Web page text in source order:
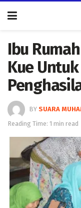
Ibu
Kue
BY SUARA
Reading Time: 1 min read